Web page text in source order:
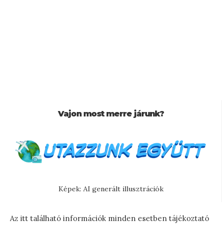
Vajon most merre járunk?
Képek: AI generált illusztrációk
Az itt található információk minden esetben tájékoztató